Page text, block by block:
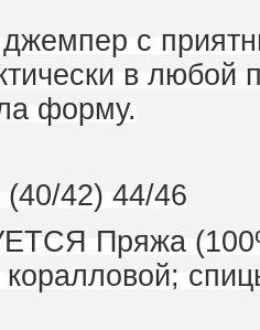
джемпер с
в любой
форму.
42) 44/46
Пряжа
коралловой;